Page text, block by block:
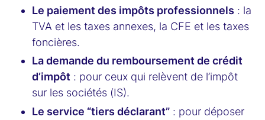
Le paiement des impôts professionnels : la
TVA et les taxes annexes, la CFE et les taxes
foncières.
La demande du remboursement de crédit
d’impôt : pour ceux qui relèvent de l’impôt
sur les sociétés (IS).
Le service “tiers déclarant” : pour déposer